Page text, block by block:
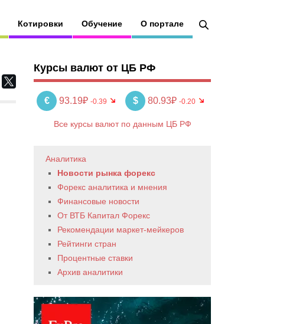
Котировки Обучение О портале
Курсы валют от ЦБ РФ
€ 93.19₽ -0.39 $ 80.93₽ -0.20
Все курсы валют по данным ЦБ РФ
Аналитика
Новости рынка форекс
Форекс аналитика и мнения
Финансовые новости
От ВТБ Капитал Форекс
Рекомендации маркет-мейкеров
Рейтинги стран
Процентные ставки
Архив аналитики